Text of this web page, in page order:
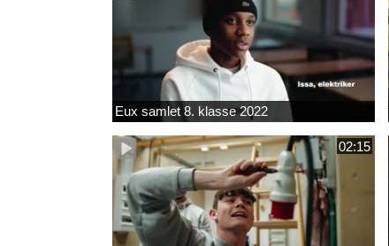
Eux samlet 8. klasse 2022
02:15